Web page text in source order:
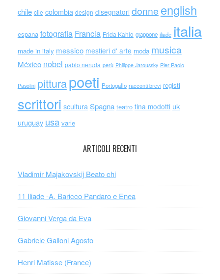
chile cile colombia design disegnatori donne english
espana fotografia Francia Frida Kahlo giappone iliade italia
made in italy messico mestieri d' arte moda musica
México nobel pablo neruda perù Philippe Jaroussky Pier Paolo
Pasolini pitturapoeti Portogallo racconti brevi registi
scrittori scultura Spagna teatro tina modotti uk
uruguay usa varie
ARTICOLI RECENTI
Vladimir Majakovskij Beato chi
11 Iliade -A. Baricco Pandaro e Enea
Giovanni Verga da Eva
Gabriele Galloni Agosto
Henri Matisse (France)